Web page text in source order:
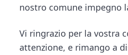
nostro comune impegno
Vi ringrazio per la vostra
attenzione, e rimango a